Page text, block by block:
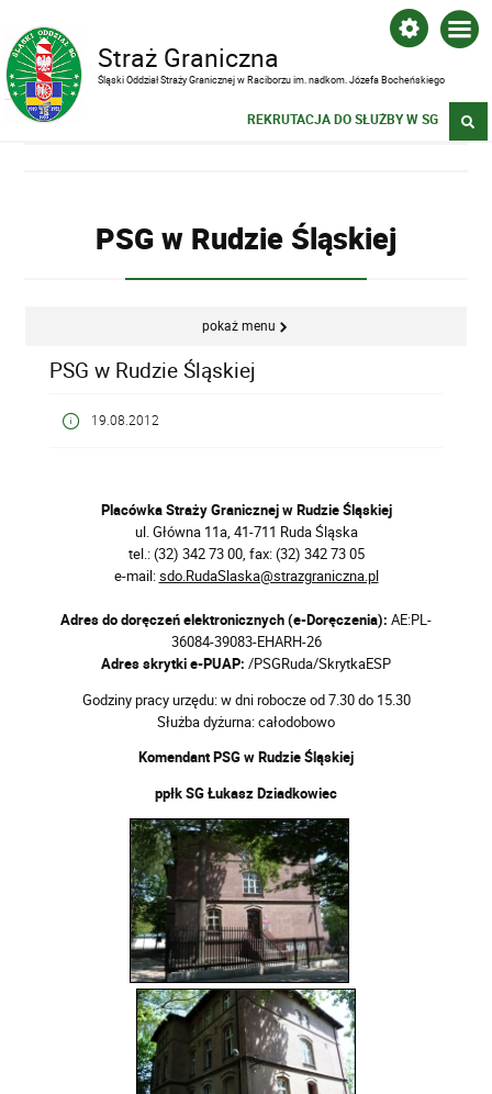
Straż Graniczna
Śląski Oddział Straży Granicznej w Raciborzu im. nadkom. Józefa Bocheńskiego
REKRUTACJA DO SŁUŻBY W SG
PSG w Rudzie Śląskiej
pokaż menu
PSG w Rudzie Śląskiej
19.08.2012
Placówka Straży Granicznej w Rudzie Śląskiej
ul. Główna 11a, 41-711 Ruda Śląska
tel.: (32) 342 73 00, fax: (32) 342 73 05
e-mail:sdo.RudaSlaska@strazgraniczna.pl
Adres do doręczeń elektronicznych (e-Doręczenia): AE:PL-
36084-39083-EHARH-26
Adres skrytki e-PUAP: /PSGRuda/SkrytkaESP
Godziny pracy urzędu: w dni robocze od 7.30 do 15.30
Służba dyżurna: całodobowo
Komendant PSG w Rudzie Śląskiej
ppłk SG Łukasz Dziadkowiec